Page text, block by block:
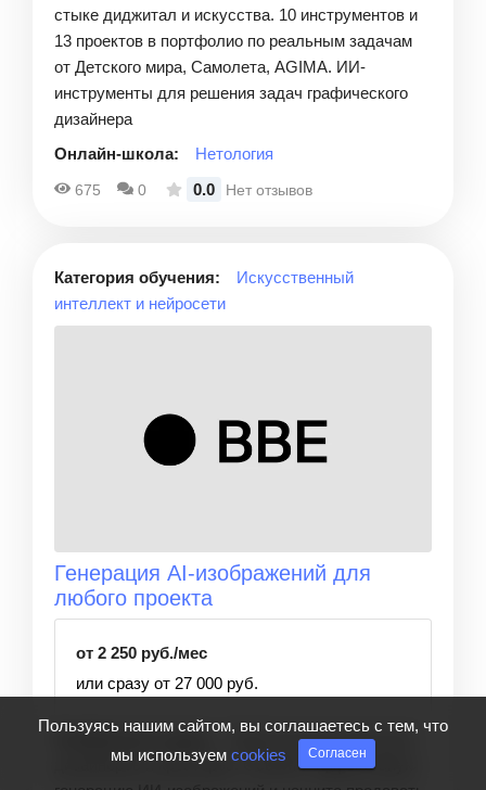
стыке диджитал и искусства. 10 инструментов и
13 проектов в портфолио по реальным задачам
от Детского мира, Самолета, AGIMA. ИИ-
инструменты для решения задач графического
дизайнера
Онлайн-школа:
Нетология
675 0 0.0 Нет отзывов
Категория обучения:
Искусственный
интеллект и нейросети
Генерация AI-изображений для
любого проекта
от 2 250 руб./мес
или сразу от 27 000 руб.
Особенности курса:
Практические уроки для
дизайнеров и креаторов. Освойте эффективную
Пользуясь нашим сайтом, вы соглашаетесь с тем, что
мы используем cookies Согласен